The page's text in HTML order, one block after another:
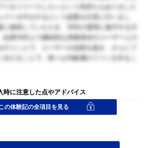
リをリリースしたいという気持ちもありました
クトを中止するという提案を社長に行いまし
に納得していただき、SNSの運用に集中する方
結果SNS上で継続的な情報発信やユーザーとの
行うことで、ユーザーの信頼を築き、さらにプ
分けることで、様々な年齢層のファンを作るこ
時に注意した点やアドバイス
、なにを->結論の流れで書いた
の体験記の全項目を見る